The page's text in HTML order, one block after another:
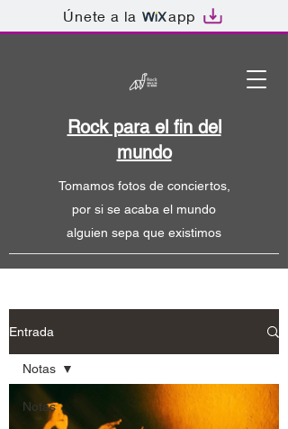
Únete a la app
Tomamos fotos de conciertos,
por si se acaba el mundo
alguien sepa que existimos
Rock para el fin del
mundo
Entrada
Notas
Notas